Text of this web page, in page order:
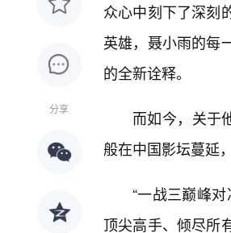
分享
众心中刻下了深刻
英雄，聂小雨的每
的全新诠释。
而如今，关于
般在中国影坛蔓延
“一战三巅峰
顶尖高手、倾尽所